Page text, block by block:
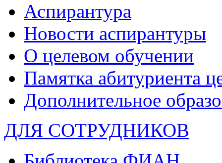
Аспирантура
Новости аспирантуры
О целевом обучении
Памятка абитуриента
Дополнительное
ДЛЯ СОТРУДНИКОВ